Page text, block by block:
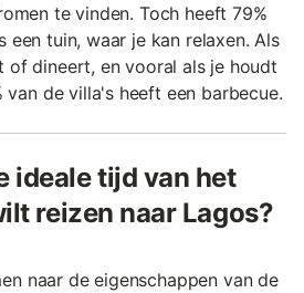
te vinden. Toch heeft 79%
een tuin, waar je kan relaxen. Als
of dineert, en vooral als je houdt
van de villa's heeft een barbecue.
ideale tijd van het
reizen naar Lagos?
naar de eigenschappen van de